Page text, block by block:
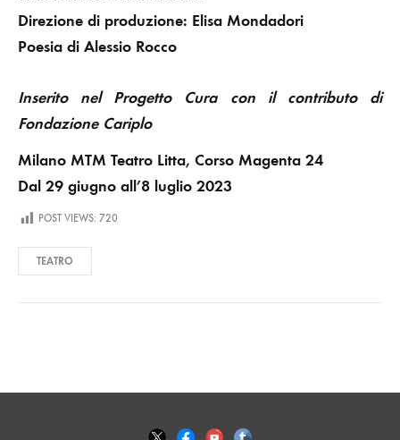
Direzione di produzione: Elisa Mondadori
Poesia di Alessio Rocco
Inserito nel Progetto Cura con il contributo di
Fondazione Cariplo
Milano MTM Teatro Litta, Corso Magenta 24
Dal 29 giugno all’8 luglio 2023
POST VIEWS: 720
TEATRO